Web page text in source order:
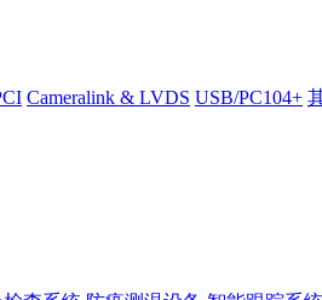
Cameralink & LVDS USB/PC104+